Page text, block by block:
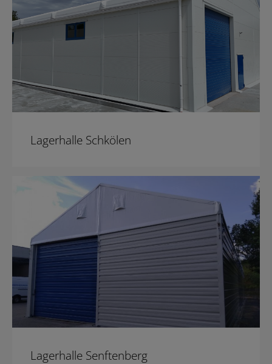
Lagerhalle Schkölen
Lagerhalle Senftenberg